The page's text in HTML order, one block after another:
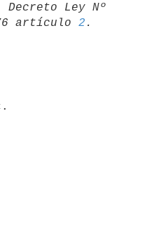
Decreto Ley Nº
artículo 2